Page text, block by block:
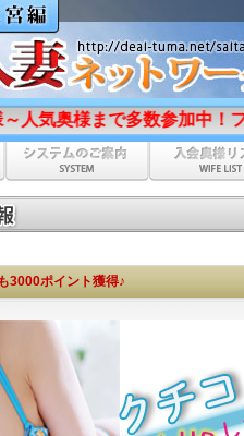
数参加中！フリープランな
3000ポイント獲得♪